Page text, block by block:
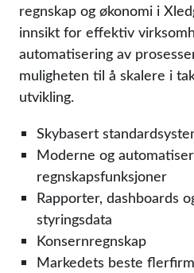
regnskap og økonomi i
innsikt for effektiv
automatisering av
muligheten til å skalere i
utvikling.
Skybasert
Moderne og
regnskapsfunksjoner
Rapporter, dashboards
styringsdata
Konsernregnskap
Markedets beste